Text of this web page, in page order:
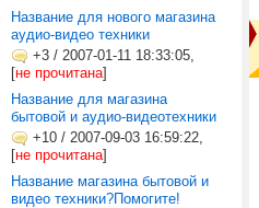
Название для нового магазина
аудио-видео техники
+3 / 2007-01-11 18:33:05,
[не прочитана]
Название для магазина
бытовой и аудио-видеотехники
+10 / 2007-09-03 16:59:22,
[не прочитана]
Название магазина бытовой и
видео техники?Помогите!